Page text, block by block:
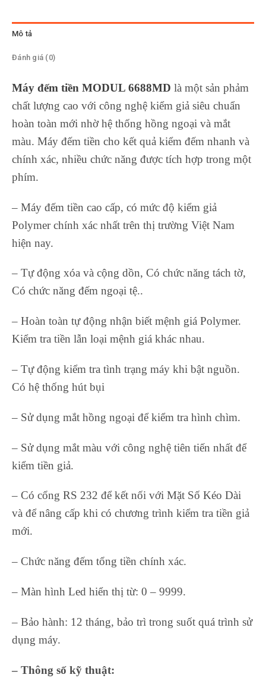
Mô tả
Đánh giá (0)
Máy đếm tiền MODUL 6688MD là một sản phảm
chất lượng cao với công nghệ kiểm giả siêu chuẩn
hoàn toàn mới nhờ hệ thống hồng ngoại và mắt
màu. Máy đếm tiền cho kết quả kiểm đếm nhanh và
chính xác, nhiều chức năng được tích hợp trong một
phím.
– Máy đếm tiền cao cấp, có mức độ kiểm giả
Polymer chính xác nhất trên thị trường Việt Nam
hiện nay.
– Tự động xóa và cộng dồn, Có chức năng tách tờ,
Có chức năng đếm ngoại tệ..
– Hoàn toàn tự động nhận biết mệnh giá Polymer.
Kiểm tra tiền lẫn loại mệnh giá khác nhau.
– Tự động kiểm tra tình trạng máy khi bật nguồn.
Có hệ thống hút bụi
– Sử dụng mắt hồng ngoại để kiểm tra hình chìm.
– Sử dụng mắt màu với công nghệ tiên tiến nhất để
kiểm tiền giả.
– Có cổng RS 232 để kết nối với Mặt Số Kéo Dài
và để nâng cấp khi có chương trình kiểm tra tiền giả
mới.
– Chức năng đếm tổng tiền chính xác.
– Màn hình Led hiển thị từ: 0 – 9999.
– Bảo hành: 12 tháng, bảo trì trong suốt quá trình sử
dụng máy.
– Thông số kỹ thuật: